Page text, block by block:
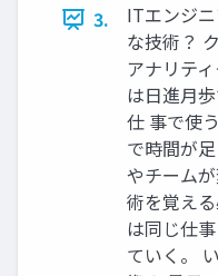
3.
ITエンジ
な技術？
アナリテ
は日進月
仕 事で使
で時間が
やチーム
術を覚え
は同じ仕
ていく。